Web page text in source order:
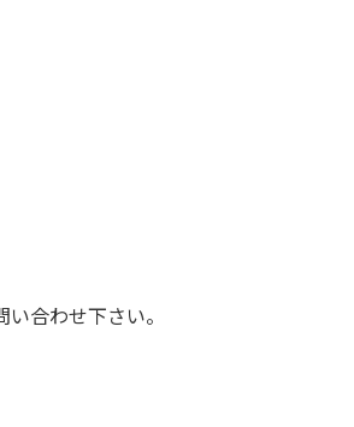
合わせ下さい。